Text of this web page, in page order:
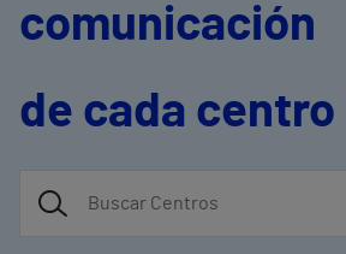
comunicación
de cada centro